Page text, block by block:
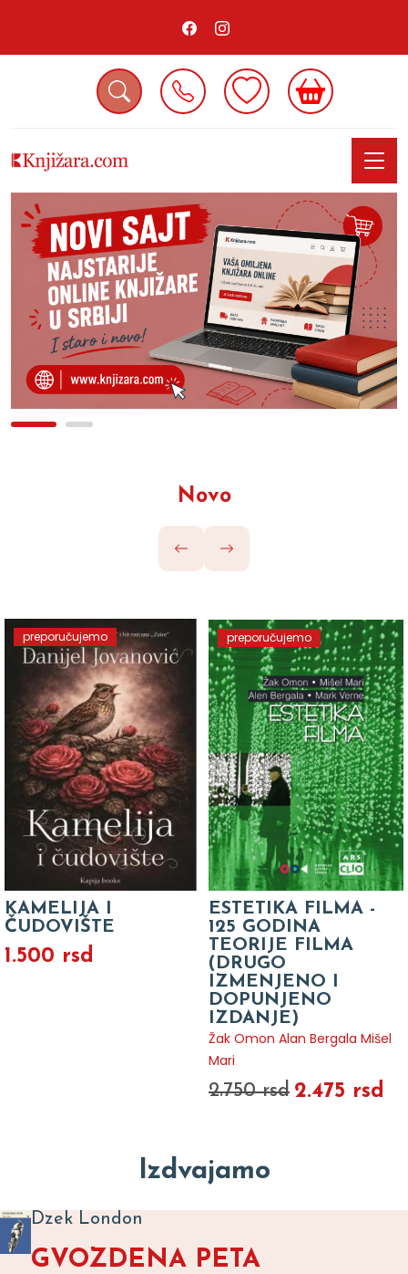
Novo
preporučujemo
KAMELIJA I
ČUDOVIŠTE
1.500 rsd
preporučujemo
ESTETIKA FILMA -
125 GODINA
TEORIJE FILMA
(DRUGO
IZMENJENO I
DOPUNJENO
IZDANJE)
Žak Omon Alan Bergala Mišel
Mari
2.750 rsd 2.475 rsd
Izdvajamo
Dzek London
GVOZDENA PETA